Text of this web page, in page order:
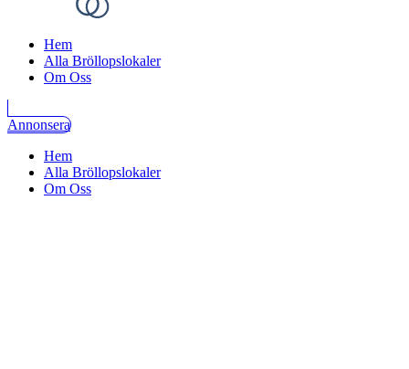
Hem
Alla Bröllopslokaler
Om Oss
Annonsera
Hem
Alla Bröllopslokaler
Om Oss